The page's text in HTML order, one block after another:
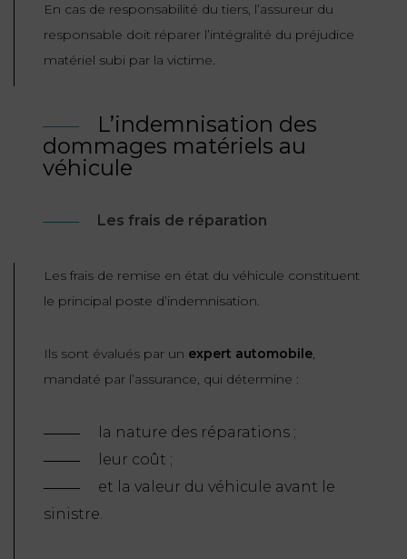
ÉTRANGERS
ET
DE
DROIT
DE
L’URBANISME
En cas de responsabilité du tiers, l’assureur du
responsable doit réparer l’intégralité du préjudice
matériel subi par la victime.
L’indemnisation des
dommages matériels au
véhicule
Les frais de réparation
Les frais de remise en état du véhicule constituent
le principal poste d’indemnisation.
Ils sont évalués par un expert automobile,
mandaté par l’assurance, qui détermine :
la nature des réparations ;
leur coût ;
et la valeur du véhicule avant le
sinistre.